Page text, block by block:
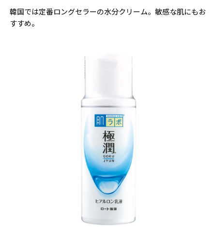
韓国では定番ロングセラーの水分クリーム。敏感な肌にもお
すすめ。